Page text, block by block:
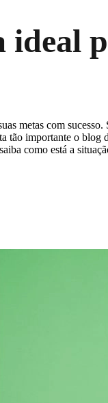
metas com
importante o
como está a